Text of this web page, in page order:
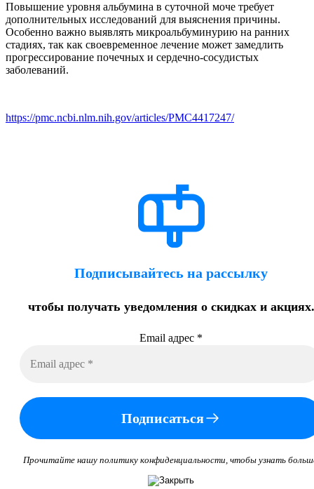
Повышение уровня альбумина в суточной моче требует
дополнительных исследований для выяснения причины.
Особенно важно выявлять микроальбуминурию на ранних
стадиях, так как своевременное лечение может замедлить
прогрессирование почечных и сердечно-сосудистых
заболеваний.
https://pmc.ncbi.nlm.nih.gov/articles/PMC4417247/
Подписывайтесь на рассылку
чтобы получать уведомления о скидках и акциях.
Email адрес *
Подписаться
Прочитайте нашу политику конфиденциальности, чтобы узнать